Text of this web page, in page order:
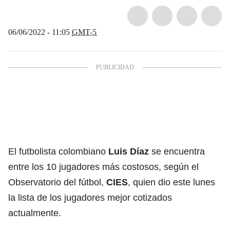
06/06/2022 - 11:05 GMT-5
El futbolista colombiano Luis Díaz se encuentra
entre los 10 jugadores más costosos, según el
Observatorio del fútbol, CIES, quien dio este lunes
la lista de los jugadores mejor cotizados
actualmente.